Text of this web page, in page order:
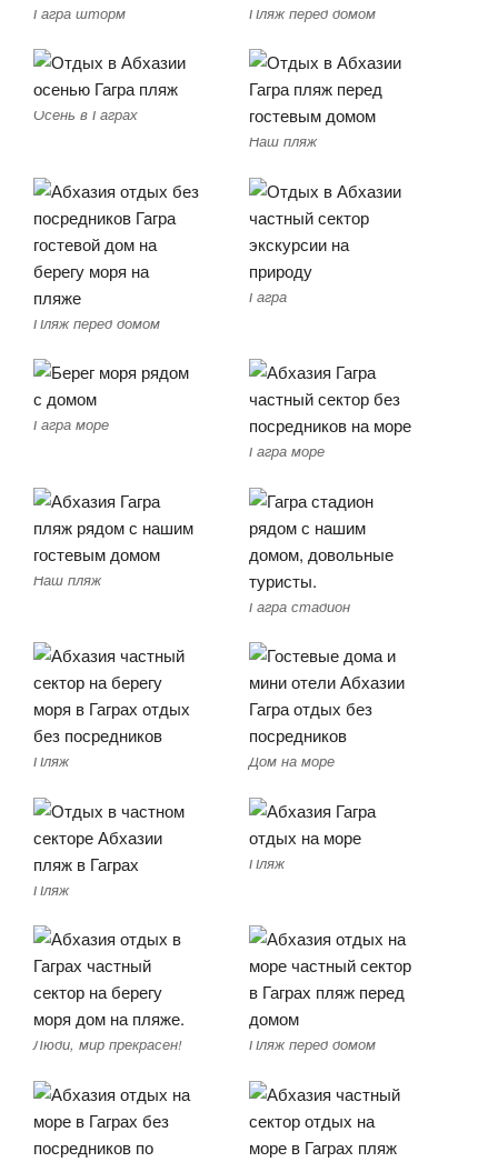
Гагра шторм Пляж перед домом
Осень в Гаграх
Наш пляж
Пляж перед домом
Гагра
Гагра море
Гагра море
Наш пляж
Гагра стадион
Пляж Дом на море
Пляж
Пляж
Люди, мир прекрасен! Пляж перед домом